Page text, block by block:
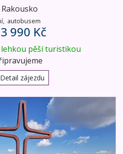
Rakousko
autobusem
990 Kč
lehkou pěší turistikou
Detail zájezdu
se zastávkou v Solné